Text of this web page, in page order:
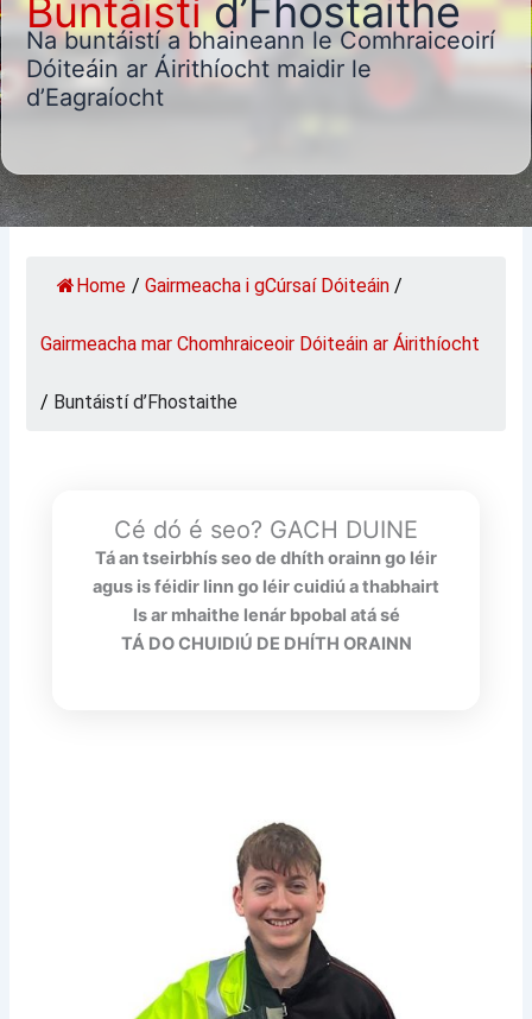
Buntáistíd’Fhostaithe
Na buntáistí a bhaineann le Comhraiceoirí
Dóiteáin ar Áirithíocht maidir le
d’Eagraíocht
Home / Gairmeacha i gCúrsaí Dóiteáin /
Gairmeacha mar Chomhraiceoir Dóiteáin ar Áirithíocht
/ Buntáistí d’Fhostaithe
Cé dó é seo? GACH DUINE
Tá an tseirbhís seo de dhíth orainn go léir
agus is féidir linn go léir cuidiú a thabhairt
Is ar mhaithe lenár bpobal atá sé
TÁ DO CHUIDIÚ DE DHÍTH ORAINN